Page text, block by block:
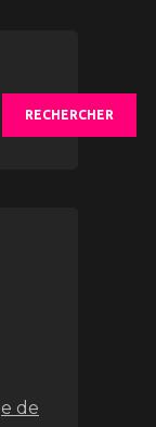
RECHERCHER
de